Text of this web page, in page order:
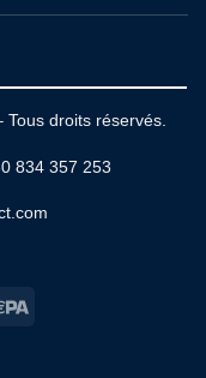
Tous droits réservés.
834 357 253